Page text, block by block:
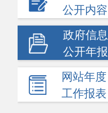
公开内容
政府信息
公开年报
网站年度
工作报表